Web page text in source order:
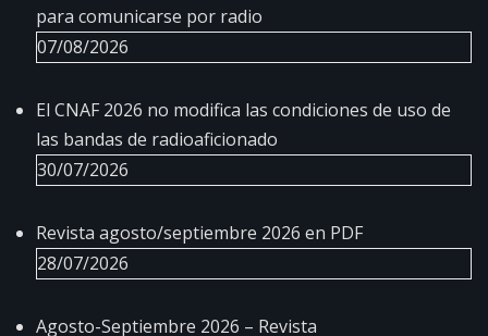
para comunicarse por radio
07/08/2026
El CNAF 2026 no modifica las condiciones de uso de
las bandas de radioaficionado
30/07/2026
Revista agosto/septiembre 2026 en PDF
28/07/2026
Agosto-Septiembre 2026 – Revista